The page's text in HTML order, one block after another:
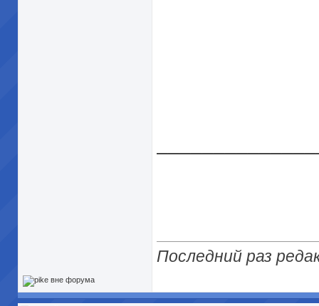
Последний раз